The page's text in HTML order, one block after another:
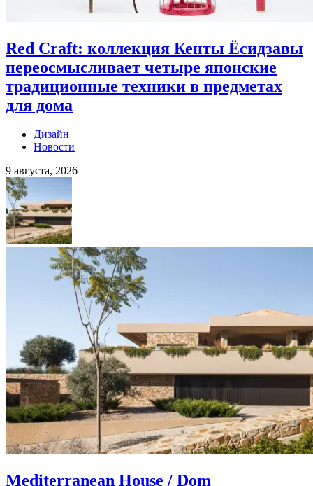
Red Craft: коллекция Кенты Ёсидзавы
переосмысливает четыре японские
традиционные техники в предметах
для дома
Дизайн
Новости
9 августа, 2026
Mediterranean House / Dom